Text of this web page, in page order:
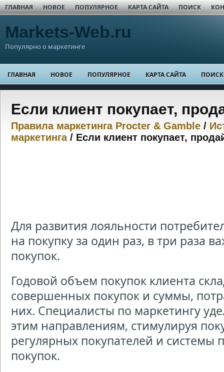
ГЛАВНАЯ НОВОЕ ПОПУЛЯРНОЕ КАРТА САЙТА ПОИСК
Markets-Web.ru
Популярно о маркетинге
ГЛАВНАЯ НОВОЕ ПОПУЛЯРНОЕ КАРТА САЙТА ПОИСК
Если клиент покупает,
Правила маркетинга Procter & Gamble /
маркетинга/ Если клиент покупает,
Для развития лояльности
на покупку за один раз, в три раза
покупок.
Годовой объем покупок клиента
совершенных покупок и суммы,
них. Специалисты по маркетингу
этим направлениям, стимулируя
регулярных покупателей и
покупок.